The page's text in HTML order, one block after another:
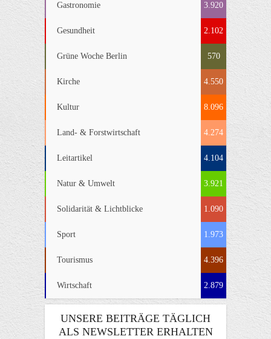
Gastronomie 3.920
Gesundheit 2.102
Grüne Woche Berlin 570
Kirche 4.550
Kultur 8.096
Land- & Forstwirtschaft 4.274
Leitartikel 4.104
Natur & Umwelt 3.921
Solidarität & Lichtblicke 1.090
Sport 1.973
Tourismus 4.396
Wirtschaft 2.879
UNSERE BEITRÄGE TÄGLICH
ALS NEWSLETTER ERHALTEN